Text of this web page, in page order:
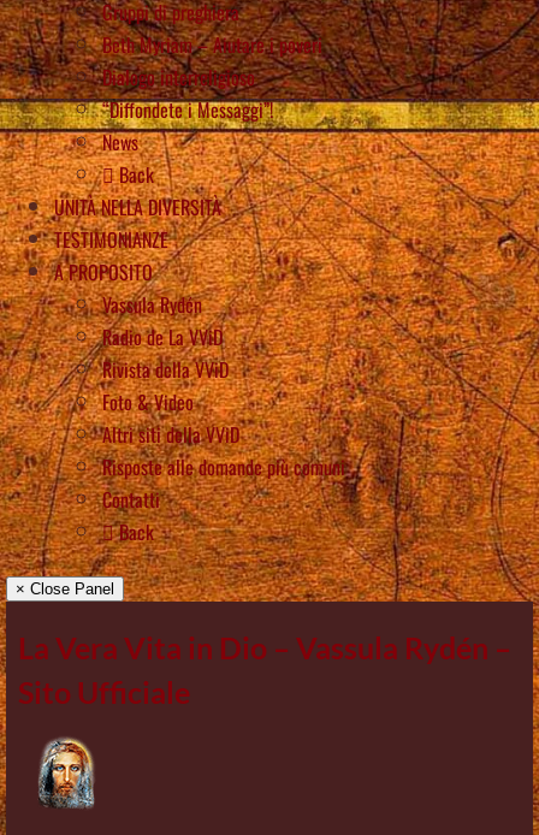
Gruppi di preghiera
Beth Myriam – Aiutare i poveri
Dialogo interreligioso
“Diffondete i Messaggi”!
News
Back
UNITÀ NELLA DIVERSITÀ
TESTIMONIANZE
A PROPOSITO
Vassula Rydén
Radio de La VViD
Rivista della VViD
Foto & Video
Altri siti della VViD
Risposte alle domande più comuni
Contatti
Back
× Close Panel
La Vera Vita in Dio – Vassula Rydén –
Sito Ufficiale